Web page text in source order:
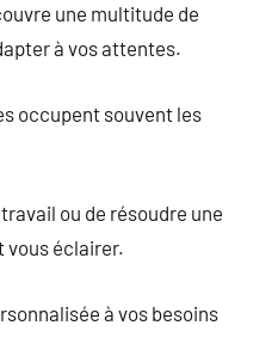
une multitude de
à vos attentes.
occupent souvent les
travail ou de résoudre une
vous éclairer.
à vos besoins